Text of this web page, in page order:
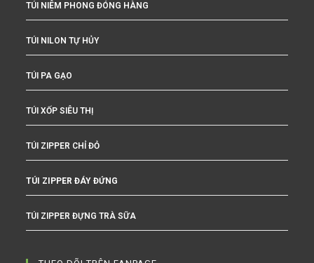
TÚI NIÊM PHONG ĐÓNG HÀNG
TÚI NILON TỰ HỦY
TÚI PA GẠO
TÚI XỐP SIÊU THỊ
TÚI ZIPPER CHỈ ĐỎ
TÚI ZIPPER ĐÁY ĐỨNG
TÚI ZIPPER ĐỰNG TRÀ SỮA